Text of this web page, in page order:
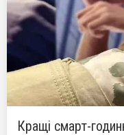
Кращі смарт-